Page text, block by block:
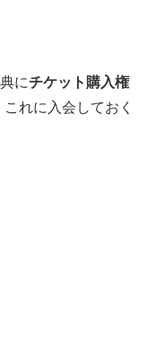
にチケット購入権
れに入会しておく